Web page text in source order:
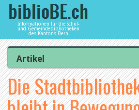
Informationen für die Schul-
und Gemeindebibliotheken
des Kantons Bern
Home
News und Fachbeiträge
Artikel
Zur Artikelübersicht
Lesenswert
Gut bewertet
Kategorien
Die